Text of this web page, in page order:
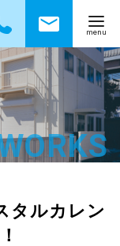
タルカレン